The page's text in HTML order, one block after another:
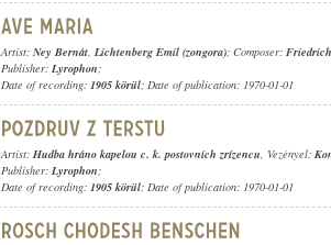
Artist: Ney Bernát, Lichtenberg Emil (zongora); Composer:
Publisher: Lyrophon;
Date of recording: 1905 körül; Date of publication: 1970-01-01
Artist: Hudba hráno kapelou c. k. postovních zrízencu, Vezényel:
Publisher: Lyrophon;
Date of recording: 1905 körül; Date of publication: 1970-01-01